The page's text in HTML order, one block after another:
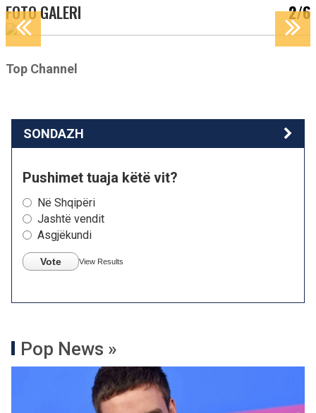
FOTO GALERI 2/6
Top Channel
SONDAZH
Pushimet tuaja këtë vit?
Në Shqipëri
Jashtë vendit
Asgjëkundi
Vote View Results
Pop News »